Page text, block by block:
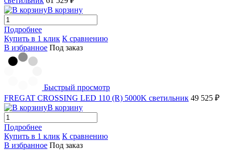
В корзину
Подробнее
Купить в 1 клик К сравнению
В избранное Под заказ
Быстрый просмотр
FREGAT CROSSING LED 110 (R) 5000K светильник 49 525 ₽
В корзину
Подробнее
Купить в 1 клик К сравнению
В избранное Под заказ